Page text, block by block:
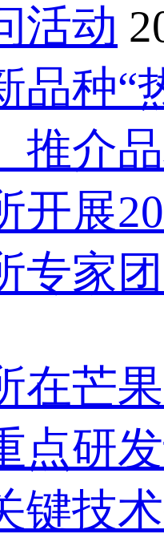
活动
种“
推介
展
家
芒
研
键技